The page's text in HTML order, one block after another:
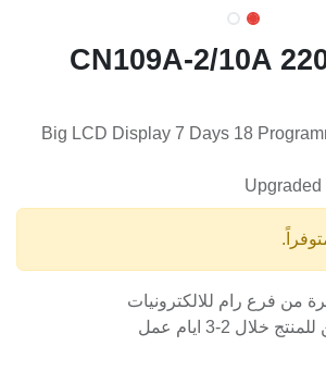
CN109A-2/10A
Big LCD Display 7 Days 18
من فرع رام للالكترونيات
2-3 ايام عمل